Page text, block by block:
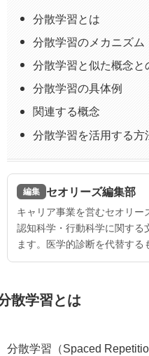
分散学習とは
分散学習のメカニズム
分散学習と似た概念と
分散学習の具体例
関連する概念
分散学習を活用する方
編集 セオリーズ編集部
キャリア事業を営むセオリー
認知科学・行動科学に関する
ます。医学的診断を代替する
散学習とは
分散学習（Spaced